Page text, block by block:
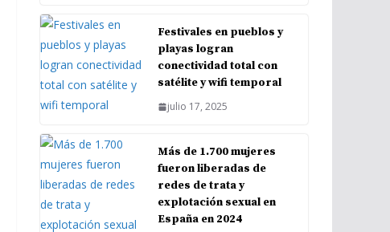
Festivales en pueblos y
playas logran
conectividad total con
satélite y wifi temporal
julio 17, 2025
Más de 1.700 mujeres
fueron liberadas de
redes de trata y
explotación sexual en
España en 2024